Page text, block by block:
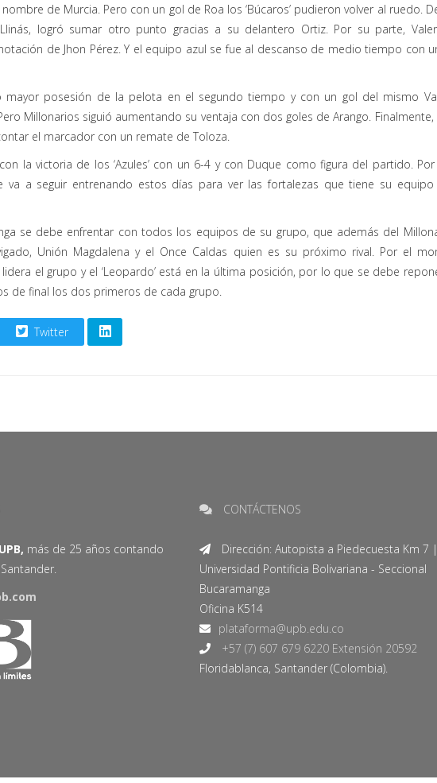
de Murcia. Pero con un gol de Roa los ‘Búcaros’ pudieron volver al ruedo.
logró sumar otro punto gracias a su delantero Ortiz. Por su parte,
de Jhon Pérez. Y el equipo azul se fue al descanso de medio tiempo con
mayor posesión de la pelota en el segundo tiempo y con un gol del mismo
Millonarios siguió aumentando su ventaja con dos goles de Arango.
el marcador con un remate de Toloza.
la victoria de los ‘Azules’ con un 6-4 y con Duque como figura del partido.
va a seguir entrenando estos días para ver las fortalezas que tiene su equipo
se debe enfrentar con todos los equipos de su grupo, que además del
Unión Magdalena y el Once Caldas quien es su próximo rival. Por el
lidera el grupo y el ‘Leopardo’ está en la última posición, por lo que se debe
de final los dos primeros de cada grupo.
Twitter
más de 25 años contando
CONTÁCTENOS
Dirección: Autopista a Piedecuesta Km 7 |
Universidad Pontificia Bolivariana - Seccional
Bucaramanga
Oficina K514
+57 (7) 607 679 6220 Extensión 20592
Floridablanca, Santander (Colombia).